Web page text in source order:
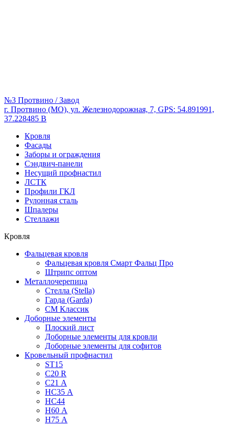
№3 Протвино / Завод
г. Протвино (МО), ул. Железнодорожная, 7, GPS: 54.891991,
37.228485 В
Кровля
Фасады
Заборы и ограждения
Сэндвич-панели
Несущий профнастил
ЛСТК
Профили ГКЛ
Рулонная сталь
Шпалеры
Стеллажи
Кровля
Фальцевая кровля
Фальцевая кровля Смарт Фальц Про
Штрипс оптом
Металлочерепица
Стелла (Stella)
Гарда (Garda)
СМ Классик
Доборные элементы
Плоский лист
Доборные элементы для кровли
Доборные элементы для софитов
Кровельный профнастил
ST15
С20 R
C21 А
НС35 А
НС44
Н60 А
Н75 А